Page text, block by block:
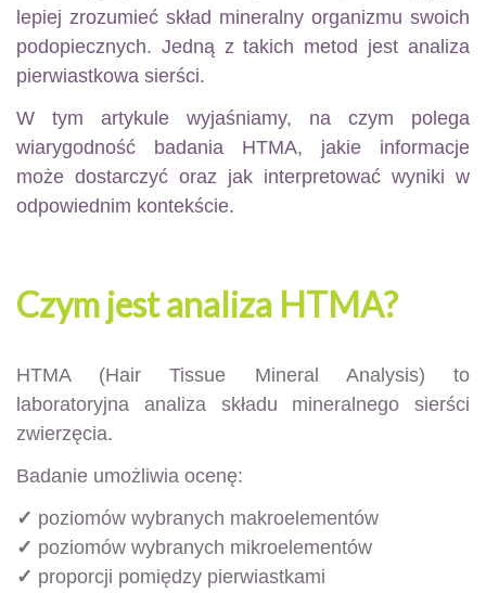
lepiej zrozumieć skład mineralny organizmu swoich
podopiecznych. Jedną z takich metod jest analiza
pierwiastkowa sierści.
W tym artykule wyjaśniamy, na czym polega
wiarygodność badania HTMA, jakie informacje
może dostarczyć oraz jak interpretować wyniki w
odpowiednim kontekście.
Czym jest analiza HTMA?
HTMA (Hair Tissue Mineral Analysis) to
laboratoryjna analiza składu mineralnego sierści
zwierzęcia.
Badanie umożliwia ocenę:
✓ poziomów wybranych makroelementów
✓ poziomów wybranych mikroelementów
✓ proporcji pomiędzy pierwiastkami